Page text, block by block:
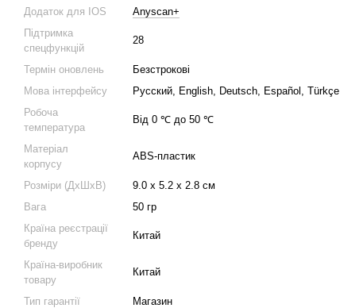
Додаток для IOS
Anyscan+
Підтримка
спецфункцій
28
Термін оновлень
Безстрокові
Мова інтерфейсу
Русский, English, Deutsch, Español, Türkçe
Робоча
температура
Від 0 ℃ до 50 ℃
Матеріал
корпусу
ABS-пластик
Розміри (ДхШхВ)
9.0 х 5.2 х 2.8 см
Вага
50 гр
Країна реєстрації
бренду
Китай
Країна-виробник
товару
Китай
Тип гарантії
Магазин